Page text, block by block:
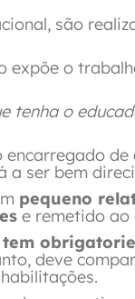
são
expõe o
tenha o
encarregado
a ser bem
pequeno
e remetido ao
deve